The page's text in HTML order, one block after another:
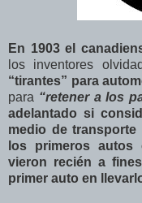
En 1903 el
los inventores
“tirantes” para
para “retener a los
adelantado si
medio de
los primeros
vieron recién a
primer auto en